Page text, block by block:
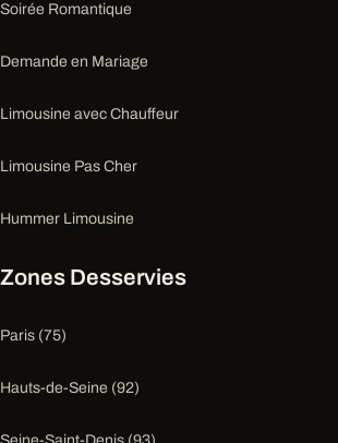
Soirée Romantique
Demande en Mariage
Limousine avec Chauffeur
Limousine Pas Cher
Hummer Limousine
Zones Desservies
Paris (75)
Hauts-de-Seine (92)